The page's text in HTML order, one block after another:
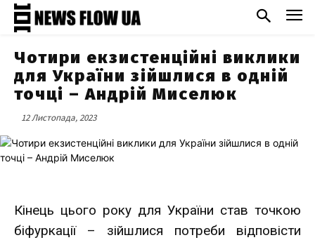
Чотири екзистенційні виклики
для України зійшлися в одній
точці – Андрій Миселюк
12 Листопада, 2023
Кінець цього року для України став точкою
біфуркації – зійшлися потреби відповісти